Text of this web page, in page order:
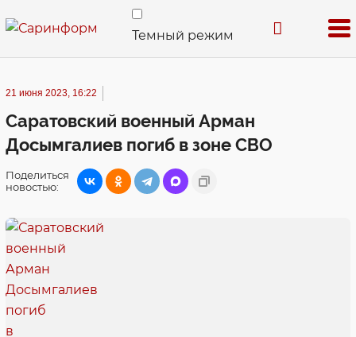
Темный режим
21 июня 2023, 16:22
Саратовский военный Арман
Досымгалиев погиб в зоне СВО
Поделиться
новостью: